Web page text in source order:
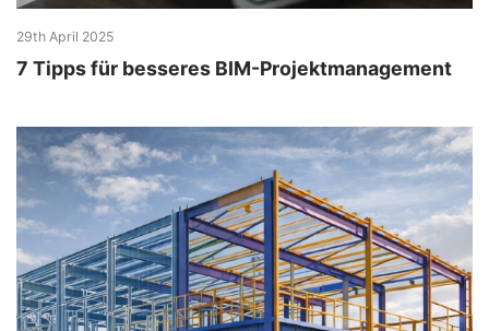
29th April 2025
7 Tipps für besseres BIM-Projektmanagement